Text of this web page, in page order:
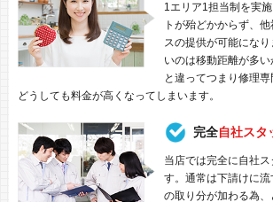
1エリア1担当制を実
トが殆どかからず、
スの提供が可能にな
いのは移動距離が多
と違ってつまり修理
どうしても料金が高くなってしまいます。
完全自社スタ
当店では完全に自社
す。通常は下請けに
の取り分が加わる為、